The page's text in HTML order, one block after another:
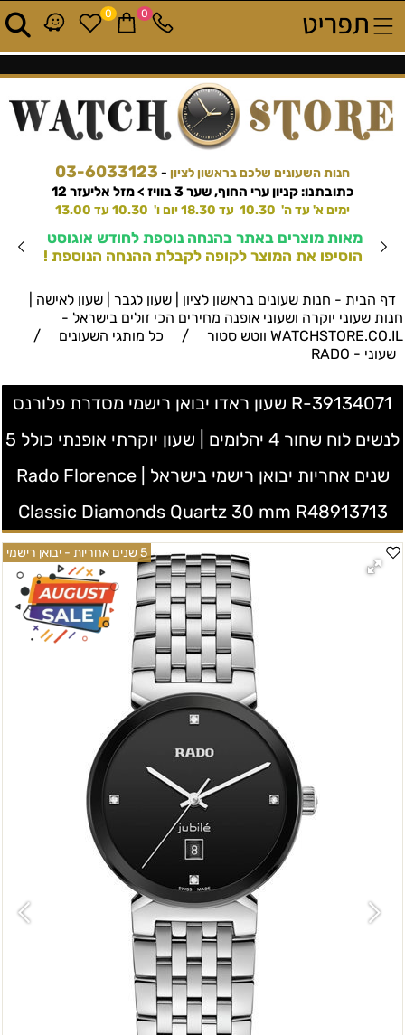
חנות השעונים שלכם בראשון לציון -
03-6033123
כתובתנו: קניון ערי החוף, שער 3 בוויז > מזל אליעזר 12
ימים א' עד ה' 10.30 עד 18.30 יום ו' 10.30 עד 13.00
מאות מוצרים באתר בהנחה נוספת לחודש אוגוסט
הוסיפו את המוצר לקופה לקבלת ההנחה הנוספת !
0 0
דף הבית - חנות שעונים בראשון לציון | שעון לגבר | שעון לאישה |
חנות שעוני יוקרה ושעוני אופנה מחירים הכי זולים בישראל -
WATCHSTORE.CO.IL ווטש סטור
/ כל מותגי השעונים /
שעוני - RADO
R-39134071 שעון ראדו יבואן רישמי מסדרת פלורנס
לנשים לוח שחור 4 יהלומים | שעון יוקרתי אופנתי כולל 5
שנים אחריות יבואן רישמי בישראל | Rado Florence
Classic Diamonds Quartz 30 mm R48913713
5 שנים אחריות - יבואן רישמי